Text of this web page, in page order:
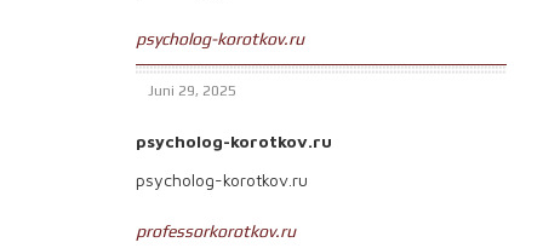
psycholog-korotkov.ru
Juni 29, 2025
psycholog-korotkov.ru
psycholog-korotkov.ru
professorkorotkov.ru